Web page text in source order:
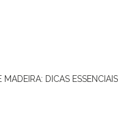
MADEIRA: DICAS